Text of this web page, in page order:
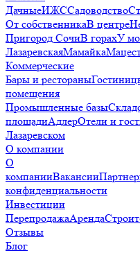
ДачныеИЖССадоводство
От собственникаВ центре
Пригород СочиВ горахУ
ЛазаревскаяМамайка
Коммерческие
Бары и рестораны
помещения
Промышленные базы
площадиАдлерОтели и
Лазаревском
О компании
О
компанииВакансии
конфиденциальности
Инвестиции
ПерепродажаАренда
Отзывы
Блог